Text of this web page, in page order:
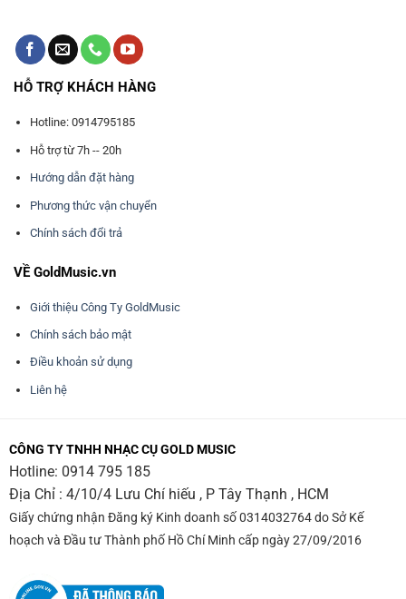
HỖ TRỢ KHÁCH HÀNG
Hotline: 0914795185
Hỗ trợ từ 7h -- 20h
Hướng dẫn đặt hàng
Phương thức vận chuyển
Chính sách đổi trả
VỀ GoldMusic.vn
Giới thiệu Công Ty GoldMusic
Chính sách bảo mật
Điều khoản sử dụng
Liên hệ
CÔNG TY TNHH NHẠC CỤ GOLD MUSIC
Hotline: 0914 795 185
Địa Chỉ : 4/10/4 Lưu Chí hiếu , P Tây Thạnh , HCM
Giấy chứng nhận Đăng ký Kinh doanh số 0314032764 do Sở Kế
hoạch và Đầu tư Thành phố Hồ Chí Minh cấp ngày 27/09/2016